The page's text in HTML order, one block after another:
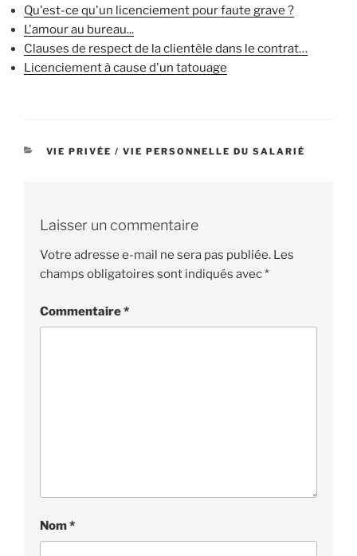
Qu'est-ce qu'un licenciement pour faute grave ?
L'amour au bureau...
Clauses de respect de la clientèle dans le contrat…
Licenciement à cause d'un tatouage
CATÉGORIES
VIE PRIVÉE / VIE PERSONNELLE DU SALARIÉ
Laisser un commentaire
Votre adresse e-mail ne sera pas publiée. Les
champs obligatoires sont indiqués avec*
Commentaire*
Nom*